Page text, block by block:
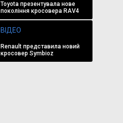
Toyota презентувала нове
покоління кросовера RAV4
ВІДЕО
Renault представила новий
кросовер Symbioz